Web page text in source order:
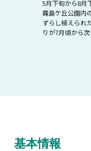
5月下旬から8月
霧島ケ丘公園内
ずらし植えられ
りが7月頃から次
基本情報